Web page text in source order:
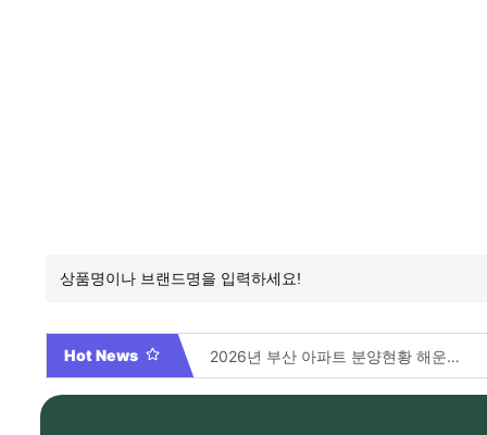
Hot News 2026년 부산 아파트 분양현황 해운대부터 에코델타까지, 전 현장 총정리 가이드 Video By 대학전쟁 시즌 3 전편 공개 완료!